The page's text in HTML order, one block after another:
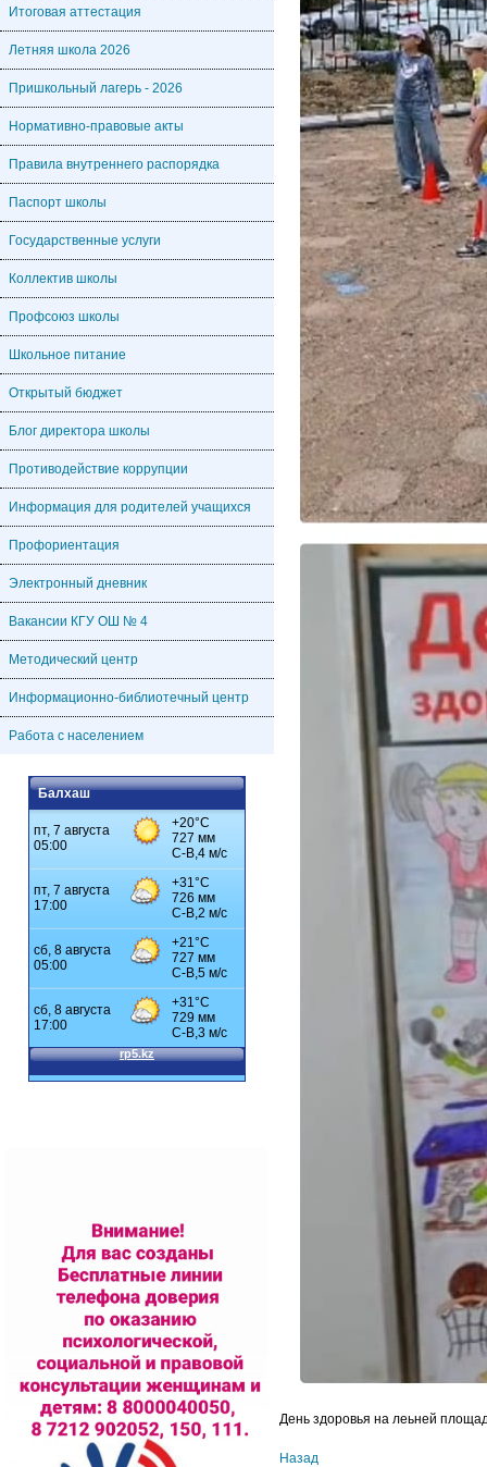
Итоговая аттестация
Летняя школа 2026
Пришкольный лагерь - 2026
Нормативно-правовые акты
Правила внутреннего распорядка
Паспорт школы
Государственные услуги
Коллектив школы
Профсоюз школы
Школьное питание
Открытый бюджет
Блог директора школы
Противодействие коррупции
Информация для родителей учащихся
Профориентация
Электронный дневник
Вакансии КГУ ОШ № 4
Методический центр
Информационно-библиотечный центр
Работа с населением
Балхаш
День здоровья на леьней
Назад